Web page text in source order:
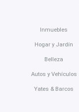
Inmuebles
Hogar y Jardín
Belleza
Autos y Vehículos
Yates & Barcos